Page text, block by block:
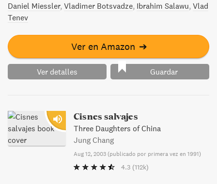
Daniel Miessler Vladimer Botsvadze Ibrahim Salawu Vlad
Tenev
Ver en Amazon ➔
Ver detalles Guardar
Cisnes salvajes
Three Daughters of China
Jung Chang
Aug 12, 2003 (publicado por primera vez en 1991)
4.3 (112k)